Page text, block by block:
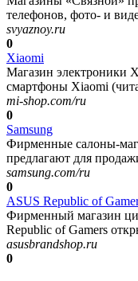
телефонов, фото- и
svyaznoy.ru
0
Xiaomi
Магазин электроники
смартфоны Xiaomi
mi-shop.com/ru
0
Samsung
Фирменные салоны-
предлагают для
samsung.com/ru
0
ASUS Republic of
Фирменный магазин
Republic of Gamers
asusbrandshop.ru
0